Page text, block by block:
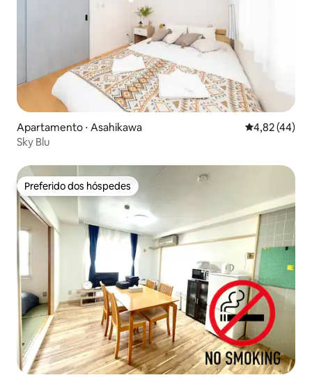
Apartamento ⋅ Asahikawa 4,82 de uma
4,82 (44)
Sky Blu
Preferido dos hóspedes
Preferido dos hóspedes